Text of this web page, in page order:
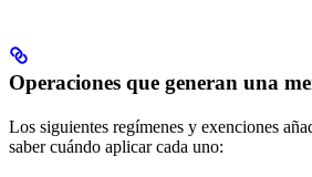
Operaciones que generan una
Los siguientes regímenes y exenciones
saber cuándo aplicar cada uno: